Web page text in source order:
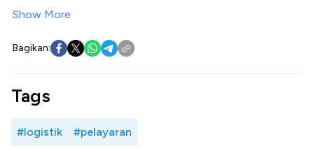
Show More
Bagikan:
Tags
#logistik #pelayaran